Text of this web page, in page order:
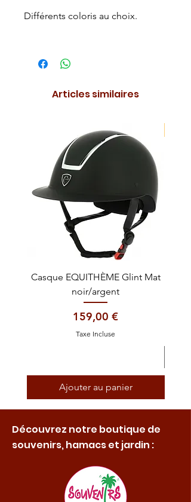
Différents coloris au choix.
Articles similaires
Casque EQUITHÈME Glint Mat
noir/argent
Prix
159,00 €
Taxe Incluse
Ajouter au panier
Découvrez notre boutique de
souvenirs, hamacs et jardin :